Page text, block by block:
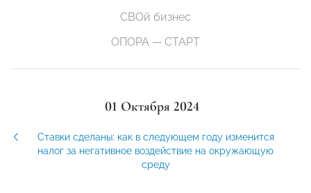
СВОй бизнес
ОПОРА — СТАРТ
01 Октября 2024
Ставки сделаны: как в следующем году изменится
налог за негативное воздействие на окружающую
среду